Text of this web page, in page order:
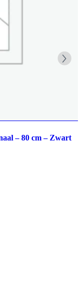
– 80 cm – Zwart